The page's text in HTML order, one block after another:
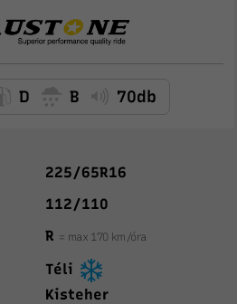
D B 70db
225/65R16
112/110
R = max 170 km/óra
Téli
Kisteher